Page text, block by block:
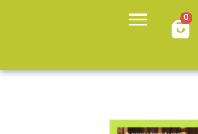
0